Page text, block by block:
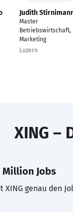
Judith
Master
Betriebswirtschaft,
Marketing
Luzern
XING –
Million Jobs
XING genau den